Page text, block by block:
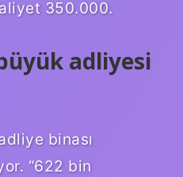
350.000.
adliyesi
binası
“622 bin